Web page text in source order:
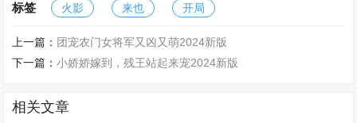
标签 火影 来也 开局
上一篇： 团宠农门女将军又凶又萌2024新版
下一篇：小娇娇嫁到，残王站起来宠2024新版
相关文章